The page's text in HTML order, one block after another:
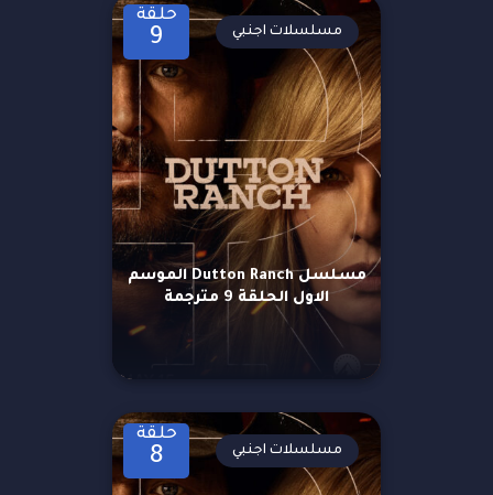
حلقة
9
مسلسل Dutton Ranch الموسم
الاول الحلقة 9 مترجمة
مسلسلات اجنبي
حلقة
8 مسلسلات اجنبي